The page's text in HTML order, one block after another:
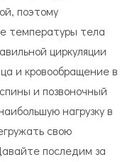
поэтому
температуры тела
циркуляции
и кровообращение в
и позвоночный
нагрузку в
свою
последим за